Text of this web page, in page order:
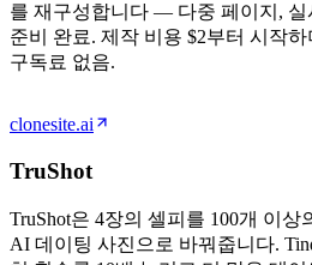
를 재구성합니다 — 다중 페이지, 실
준비 완료. 제작 비용 $2부터 시작
구독료 없음.
clonesite.ai
TruShot
TruShot은 4장의 셀피를 100개 이
AI 데이팅 사진으로 바꿔줍니다.